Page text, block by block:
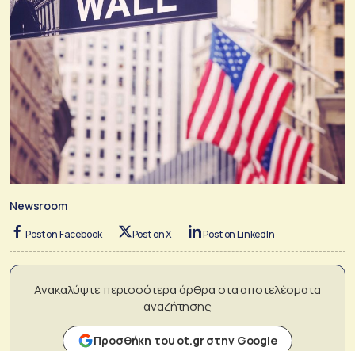
Newsroom
Post on Facebook Post on X Post on LinkedIn
Ανακαλύψτε περισσότερα άρθρα στα αποτελέσματα
αναζήτησης
Προσθήκη του ot.gr στην Google